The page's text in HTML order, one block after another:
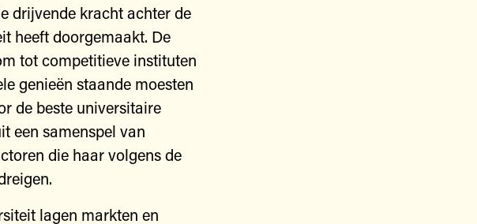
drijvende kracht achter de
heeft doorgemaakt. De
tot competitieve instituten
genieën staande moesten
de beste universitaire
een samenspel van
die haar volgens de
lagen markten en